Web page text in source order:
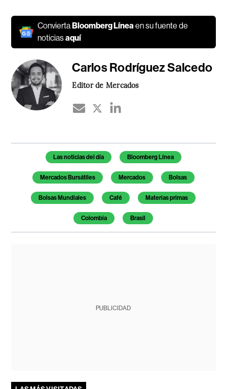
ConviertaBloomberg Líneaen su fuente de
noticiasaquí
Carlos Rodríguez Salcedo
Editor de Mercados
Temas de este artículo
Las noticias del día Bloomberg Línea
Mercados Bursátiles Mercados Bolsas
Bolsas Mundiales Café Materias primas
Colombia Brasil
PUBLICIDAD